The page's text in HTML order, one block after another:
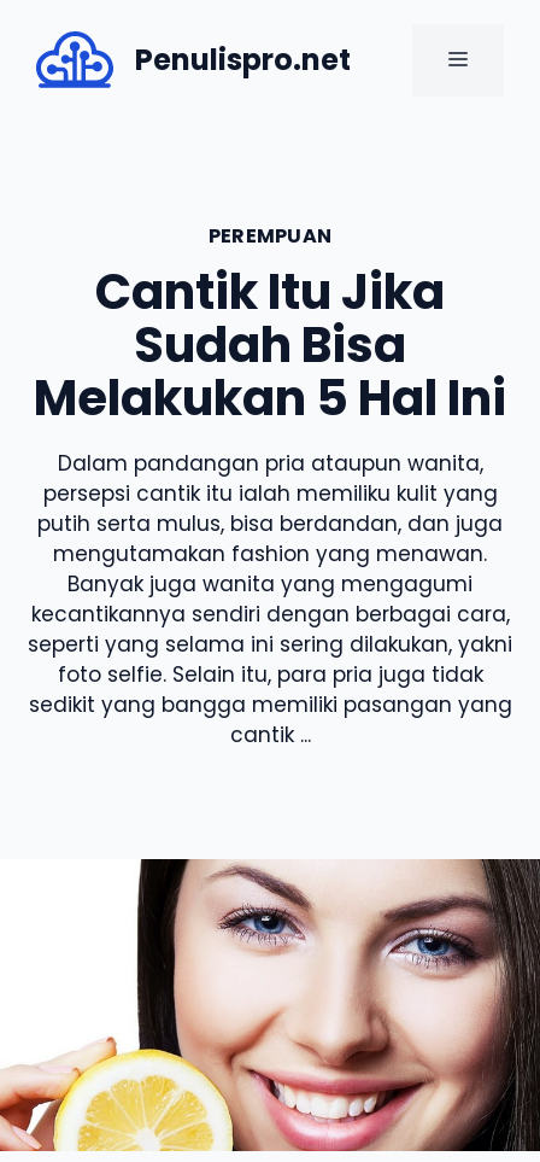
content
Penulispro.net MENU
PEREMPUAN
Cantik Itu Jika
Sudah Bisa
Melakukan 5 Hal Ini
Dalam pandangan pria ataupun wanita,
persepsi cantik itu ialah memiliku kulit yang
putih serta mulus, bisa berdandan, dan juga
mengutamakan fashion yang menawan.
Banyak juga wanita yang mengagumi
kecantikannya sendiri dengan berbagai cara,
seperti yang selama ini sering dilakukan, yakni
foto selfie. Selain itu, para pria juga tidak
sedikit yang bangga memiliki pasangan yang
cantik ...